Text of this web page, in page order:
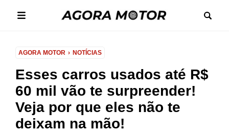
AGORA MOTOR NOTÍCIAS
Esses carros usados ​​até R$
60 mil vão te surpreender!
Veja por que eles não te
deixam na mão!